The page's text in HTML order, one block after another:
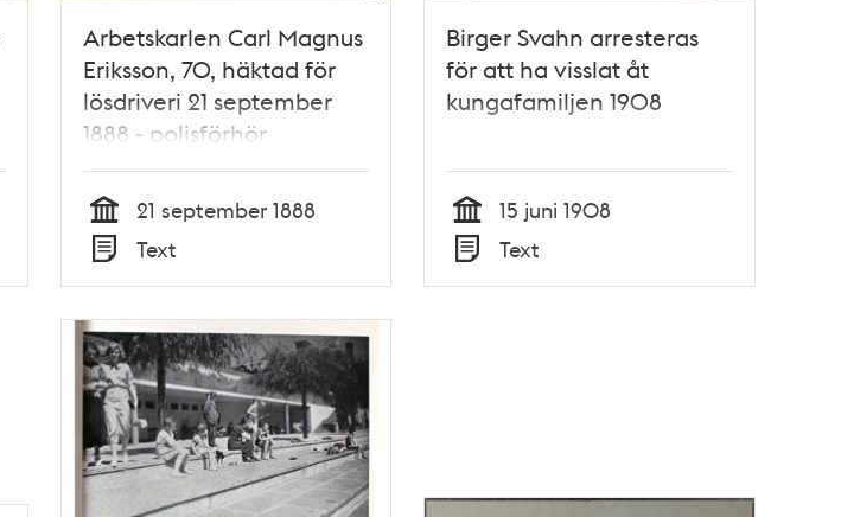
Arbetskarlen Carl Magnus
Eriksson, 70, häktad för
lösdriveri 21 september
1888 - polisförhör
Tid
21 september 1888
Typ
Text
Birger Svahn arresteras
för att ha visslat åt
kungafamiljen 1908
Tid
15 juni 1908
Typ
Text